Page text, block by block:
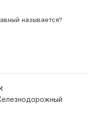
называется?